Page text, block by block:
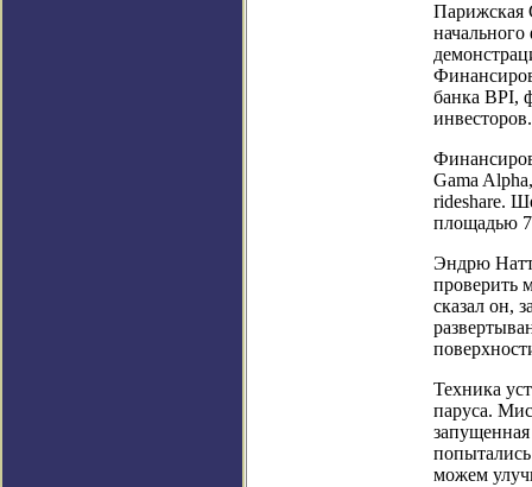
Парижская
банка BPI,
инвесторов.
Gama
rideshare.
площадью
Эндрю
проверить
сказал он,
Техника
паруса.
можем